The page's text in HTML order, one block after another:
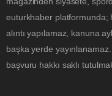
euturkhaber platformunda;
alıntı yapılamaz, kanuna
başka yerde
başvuru hakkı saklı